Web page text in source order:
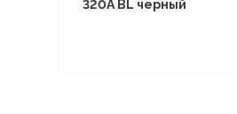
320A BL черный